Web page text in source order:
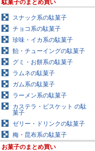
駄菓子のまとめ買い
スナック系の駄菓子
チョコ系の駄菓子
珍味・イカ系の駄菓子
飴・チューイングの駄菓子
グミ・お餅系の駄菓子
ラムネの駄菓子
ガム系の駄菓子
ラーメン系の駄菓子
カステラ・ビスケット の駄
菓子
ゼリー・ドリンクの駄菓子
梅・昆布系の駄菓子
お菓子のまとめ買い